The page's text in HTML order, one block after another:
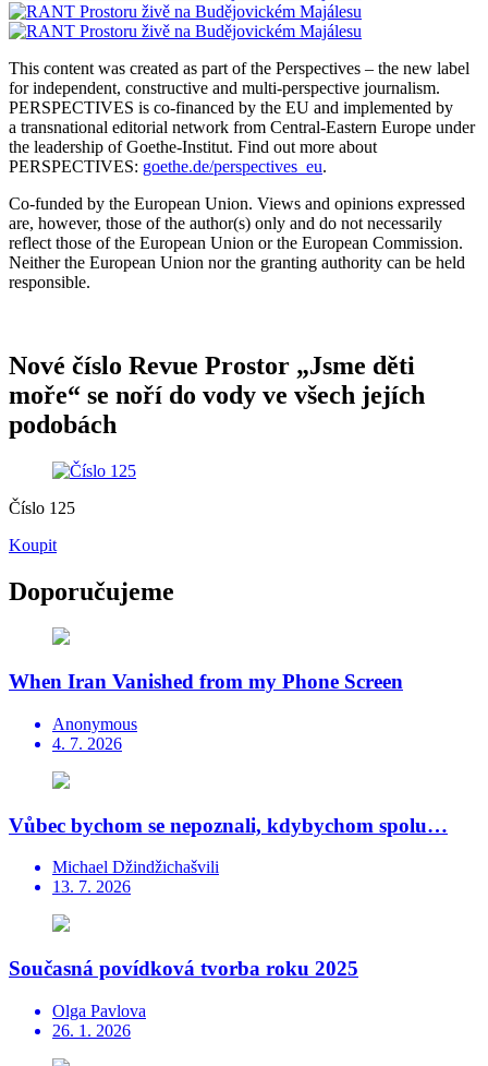
This content was created as part of the Perspectives – the new label
for independent, constructive and multi-perspective journalism.
PERSPECTIVES is co-financed by the EU and implemented by
a transnational editorial network from Central-Eastern Europe under
the leadership of Goethe-Institut. Find out more about
PERSPECTIVES: goethe.de/perspectives_eu.
Co-funded by the European Union. Views and opinions expressed
are, however, those of the author(s) only and do not necessarily
reflect those of the European Union or the European Commission.
Neither the European Union nor the granting authority can be held
responsible.
Nové číslo Revue Prostor „Jsme děti
moře“ se noří do vody ve všech jejích
podobách
Číslo 125
Koupit
Doporučujeme
When Iran Vanished from my Phone Screen
Anonymous
4. 7. 2026
Vůbec bychom se nepoznali, kdybychom spolu…
Michael Džindžichašvili
13. 7. 2026
Současná povídková tvorba roku 2025
Olga Pavlova
26. 1. 2026